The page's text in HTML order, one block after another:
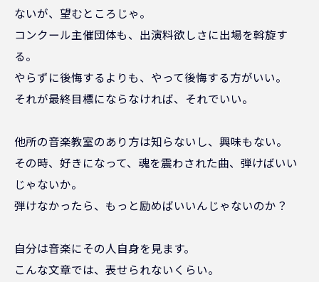
ないが、望むところじゃ。
コンクール主催団体も、出演料欲しさに出場を斡旋す
る。
やらずに後悔するよりも、やって後悔する方がいい。
それが最終目標にならなければ、それでいい。
他所の音楽教室のあり方は知らないし、興味もない。
その時、好きになって、魂を震わされた曲、弾けばいい
じゃないか。
弾けなかったら、もっと励めばいいんじゃないのか？
自分は音楽にその人自身を見ます。
こんな文章では、表せられないくらい。